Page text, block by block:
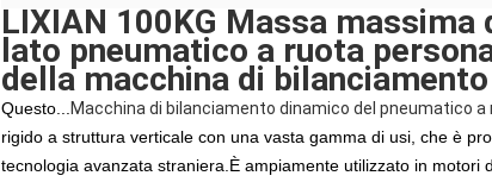
LIXIAN 100KG Massa
lato pneumatico a ruota
della macchina di
Questo... Macchina di bilanciamento dinamico del pneumatico a
rigido a struttura verticale con una vasta gamma di usi, che è
tecnologia avanzata straniera.È ampiamente utilizzato in